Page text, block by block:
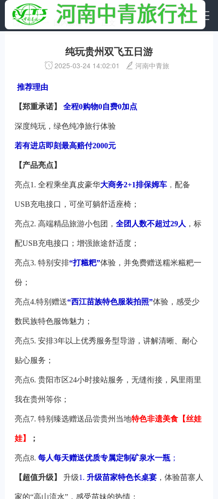
首页 国内旅游 正文
纯玩贵州双飞五日游
2025-03-24 14:02:01 河南中青旅
推荐理由
【郑重承诺】 全程0购物0自费0加点
深度纯玩，绿色纯净旅行体验
若有进店即刻最高赔付2000元
【产品亮点】
亮点1. 全程乘坐真皮豪华大商务2+1排保姆车 ， 配备
USB充电接口，可坐可躺舒适座椅；
亮点2. 高端精品旅游小包团， 全团人数不超过29人 ，标
配USB充电接口；增强旅途舒适度；
亮点3. 特别安排“打糍粑”体验，并免费赠送糯米糍粑一
份；
亮点4.特别赠送“西江苗族特色服装拍照”体验，感受少
数民族特色服饰魅力；
亮点5. 安排3年以上优秀服务型导游，讲解清晰、耐心
贴心服务；
亮点6. 贵阳市区24小时接站服务，无缝衔接，风里雨里
我在贵州等你；
亮点7. 特别臻选赠送品尝贵州当地特色非遗美食【丝娃
娃】 ；
亮点8. 每人每天赠送优质专属定制矿泉水一瓶 ；
【超值升级】 升级1. 升级苗家特色长桌宴 ，体验苗寨人
家的“高山流水”，感受苗妹的热情；